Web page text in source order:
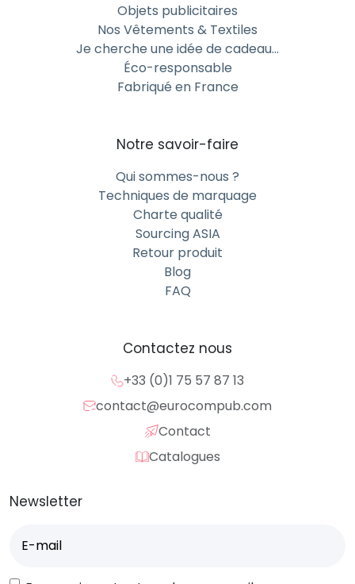
Objets publicitaires
Nos Vêtements & Textiles
Je cherche une idée de cadeau…
Éco-responsable
Fabriqué en France
Notre savoir-faire
Qui sommes-nous ?
Techniques de marquage
Charte qualité
Sourcing ASIA
Retour produit
Blog
FAQ
Contactez nous
+33 (0)1 75 57 87 13
contact@eurocompub.com
Contact
Catalogues
Newsletter
mail(Nécessaire)